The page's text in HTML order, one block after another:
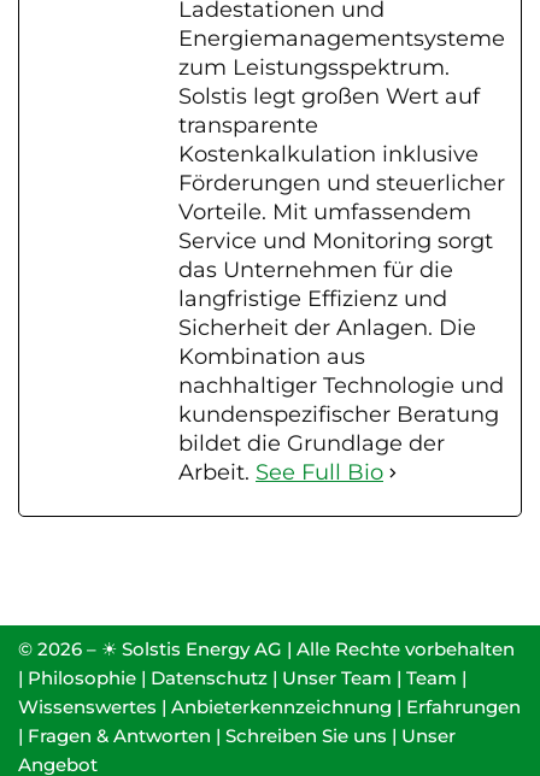
Ladestationen und
Energiemanagementsysteme
zum Leistungsspektrum.
Solstis legt großen Wert auf
transparente
Kostenkalkulation inklusive
Förderungen und steuerlicher
Vorteile. Mit umfassendem
Service und Monitoring sorgt
das Unternehmen für die
langfristige Effizienz und
Sicherheit der Anlagen. Die
Kombination aus
nachhaltiger Technologie und
kundenspezifischer Beratung
bildet die Grundlage der
Arbeit. See Full Bio
© 2026 – ☀ Solstis Energy AG | Alle Rechte vorbehalten
| Philosophie | Datenschutz | Unser Team | Team |
Wissenswertes | Anbieterkennzeichnung | Erfahrungen
| Fragen & Antworten | Schreiben Sie uns | Unser
Angebot